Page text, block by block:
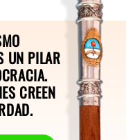
UN PILAR
CREEN